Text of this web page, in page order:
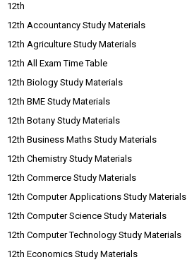
12th
12th Accountancy Study Materials
12th Agriculture Study Materials
12th All Exam Time Table
12th Biology Study Materials
12th BME Study Materials
12th Botany Study Materials
12th Business Maths Study Materials
12th Chemistry Study Materials
12th Commerce Study Materials
12th Computer Applications Study Materials
12th Computer Science Study Materials
12th Computer Technology Study Materials
12th Economics Study Materials